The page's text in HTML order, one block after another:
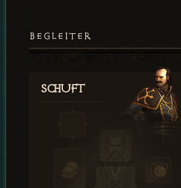
BEGLEITER
Schuft